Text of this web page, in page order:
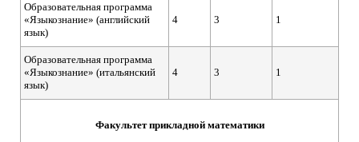
Образовательная программа
«Языкознание» (английский
язык)
4 3 1
Образовательная программа
«Языкознание» (итальянский
язык)
4 3 1
Факультет прикладной математики